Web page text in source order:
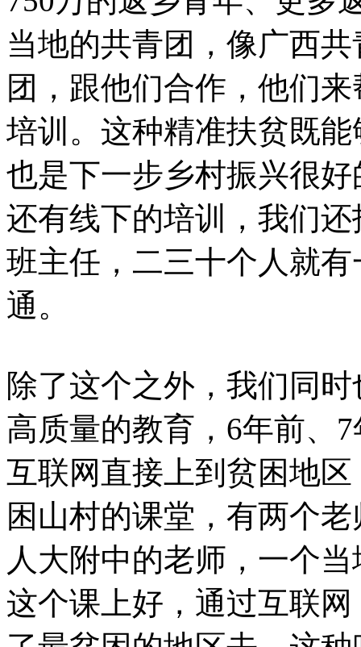
当地的共青团，像广西
团，跟他们合作，他们
培训。这种精准扶贫既
也是下一步乡村振兴很
还有线下的培训，我们
班主任，二三十个人就
通。
除了这个之外，我们同
高质量的教育，6年前、
互联网直接上到贫困地
困山村的课堂，有两个
人大附中的老师，一个
这个课上好，通过互联